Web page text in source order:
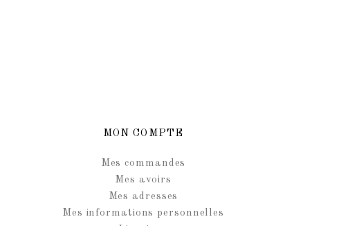
MON COMPTE
Mes commandes
Mes avoirs
Mes adresses
Mes informations personnelles